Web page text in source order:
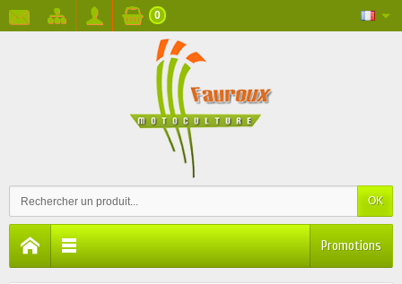
OK
0
Promotions